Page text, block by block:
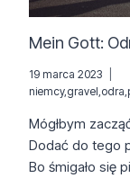
Mein Gott:
19 marca 2023
niemcy, gravel odra
Mógłbym
Dodać do tego
Bo śmigało się